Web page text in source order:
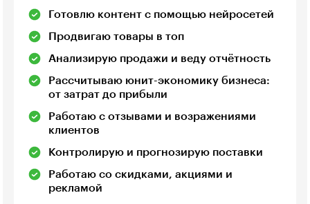
Готовлю контент с помощью нейросетей
Продвигаю товары в топ
Анализирую продажи и веду отчётность
Рассчитываю юнит-экономику бизнеса:
от затрат до прибыли
Работаю с отзывами и возражениями
клиентов
Контролирую и прогнозирую поставки
Работаю со скидками, акциями и
рекламой